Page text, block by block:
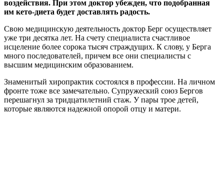
воздействия. При этом доктор убежден, что подобранная
им кето-диета будет доставлять радость.
Свою медицинскую деятельность доктор Берг осуществляет
уже три десятка лет. На счету специалиста счастливое
исцеление более сорока тысяч страждущих. К слову, у Берга
много последователей, причем все они специалисты с
высшим медицинским образованием.
Знаменитый хиропрактик состоялся в профессии. На личном
фронте тоже все замечательно. Супружеский союз Бергов
перешагнул за тридцатилетний стаж. У пары трое детей,
которые являются надежной опорой отцу и матери.